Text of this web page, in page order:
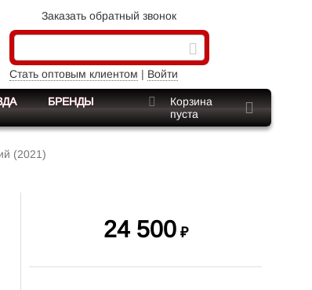
Заказать обратный звонок
Стать оптовым клиентом | Войти
БРЕНДЫ
Корзина
пуста
(2021)
24 500 ₽